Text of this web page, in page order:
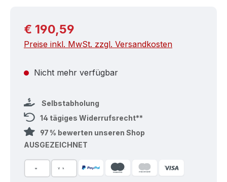
Regulärer Preis:
€ 190,59
Preise inkl. MwSt. zzgl. Versandkosten
Nicht mehr verfügbar
Selbstabholung
14 tägiges Widerrufsrecht**
97 % bewerten unseren Shop
AUSGEZEICHNET